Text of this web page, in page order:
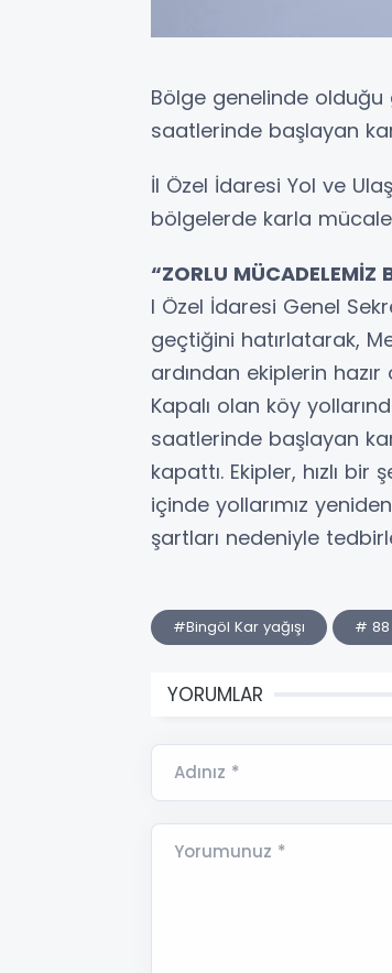
Bölge genelinde olduğu
saatlerinde başlayan
İl Özel İdaresi Yol ve
bölgelerde karla mücale
“ZORLU MÜCADELEMİZ
l Özel İdaresi Genel
geçtiğini hatırlatarak,
ardından ekiplerin
Kapalı olan köy
saatlerinde başlayan
kapattı. Ekipler, hızlı bir
içinde yollarımız
şartları nedeniyle
#Bingöl Kar yağışı # 88
YORUMLAR
Adınız *
Yorumunuz *